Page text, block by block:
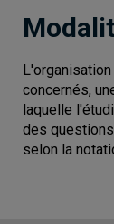
concernés,
laquelle
des
selon la